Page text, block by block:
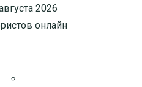
2026
онлайн